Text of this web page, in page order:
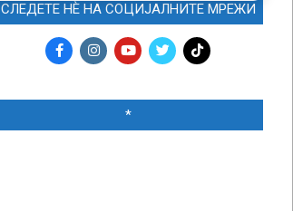
СЛЕДЕТЕ НЀ НА СОЦИЈАЛНИТЕ МРЕЖИ
*